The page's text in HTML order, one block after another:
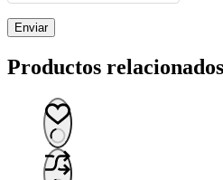
Enviar
Productos relacionados